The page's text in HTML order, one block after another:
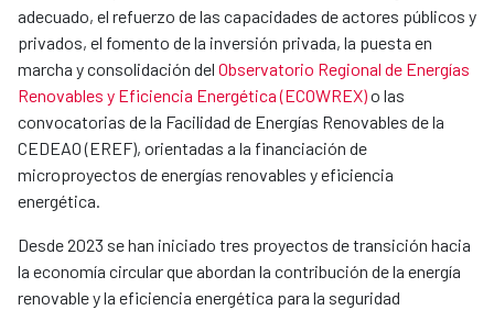
adecuado, el refuerzo de las capacidades de actores públicos y
privados, el fomento de la inversión privada, la puesta en
marcha y consolidación del Observatorio Regional de Energías
Renovables y Eficiencia Energética (ECOWREX)o las
convocatorias de la Facilidad de Energías Renovables de la
CEDEAO (EREF), orientadas a la financiación de
microproyectos de energías renovables y eficiencia
energética.
Desde 2023 se han iniciado tres proyectos de transición hacia
la economía circular que abordan la contribución de la energía
renovable y la eficiencia energética para la seguridad